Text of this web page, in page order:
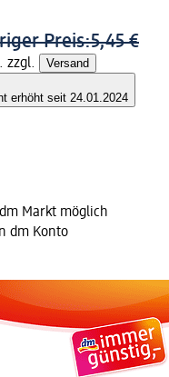
Preis:5,45 €
zzgl. Versand
erhöht seit 24.01.2024
Markt möglich
dm Konto